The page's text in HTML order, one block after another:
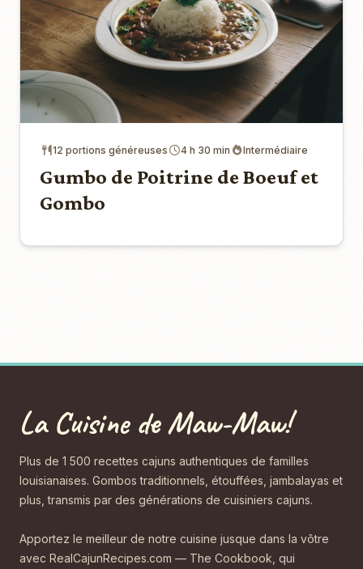
12 portions généreuses 4 h 30 min Intermédiaire
Gumbo de Poitrine de Boeuf et
Gombo
La Cuisine de Maw-Maw!
Plus de 1 500 recettes cajuns authentiques de familles
louisianaises. Gombos traditionnels, étouffées, jambalayas et
plus, transmis par des générations de cuisiniers cajuns.
Apportez le meilleur de notre cuisine jusque dans la vôtre
avec RealCajunRecipes.com — The Cookbook, qui